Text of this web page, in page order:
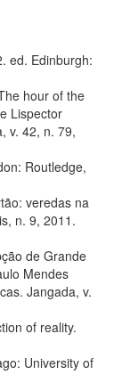
ed. Edinburgh:
hour of the
Lispector
v. 42, n. 79,
Routledge,
veredas na
n. 9, 2011.
de Grande
Mendes
Jangada, v.
of reality.
University of